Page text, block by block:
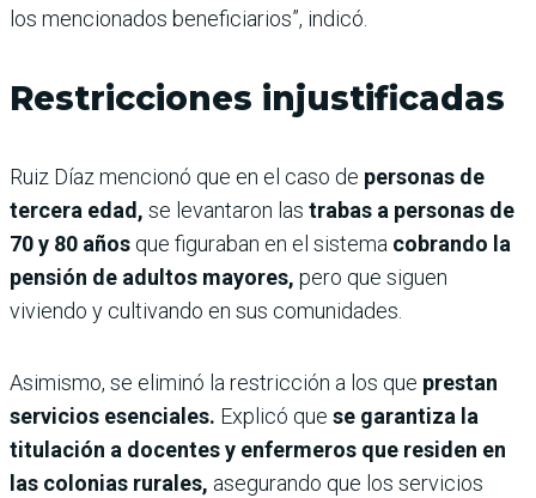
los mencionados beneficiarios”, indicó.
Restricciones injustificadas
Ruiz Díaz mencionó que en el caso de personas de
tercera edad, se levantaron las trabas a personas de
70 y 80 años que figuraban en el sistema cobrando la
pensión de adultos mayores, pero que siguen
viviendo y cultivando en sus comunidades.
Asimismo, se eliminó la restricción a los que prestan
servicios esenciales. Explicó que se garantiza la
titulación a docentes y enfermeros que residen en
las colonias rurales, asegurando que los servicios